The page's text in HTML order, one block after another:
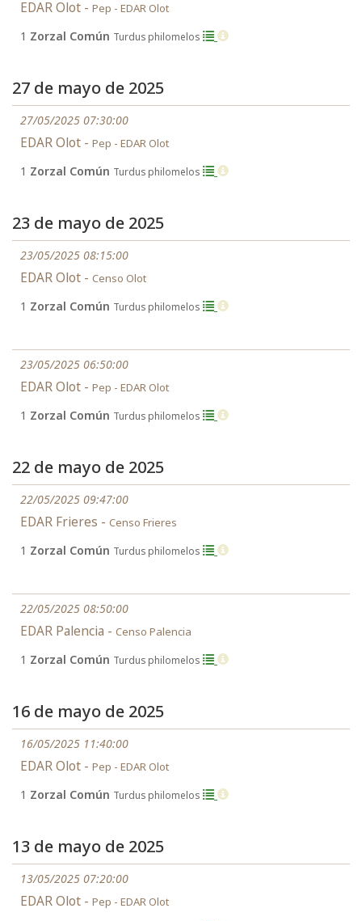
EDAR Olot - Pep - EDAR Olot
1 Zorzal Común Turdus philomelos
27 de mayo de 2025
27/05/2025 07:30:00
EDAR Olot - Pep - EDAR Olot
1 Zorzal Común Turdus philomelos
23 de mayo de 2025
23/05/2025 08:15:00
EDAR Olot - Censo Olot
1 Zorzal Común Turdus philomelos
23/05/2025 06:50:00
EDAR Olot - Pep - EDAR Olot
1 Zorzal Común Turdus philomelos
22 de mayo de 2025
22/05/2025 09:47:00
EDAR Frieres - Censo Frieres
1 Zorzal Común Turdus philomelos
22/05/2025 08:50:00
EDAR Palencia - Censo Palencia
1 Zorzal Común Turdus philomelos
16 de mayo de 2025
16/05/2025 11:40:00
EDAR Olot - Pep - EDAR Olot
1 Zorzal Común Turdus philomelos
13 de mayo de 2025
13/05/2025 07:20:00
EDAR Olot - Pep - EDAR Olot